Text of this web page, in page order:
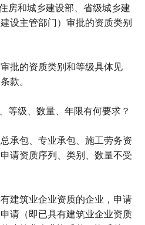
和城乡建设部、省级城乡建
设主管部门）审批的资质类别
的资质类别和等级具体见
款。
级、数量、年限有何要求？
包、专业承包、施工劳务资
请资质序列、类别、数量不受
筑业企业资质的企业，申请
请（即已具有建筑业企业资质